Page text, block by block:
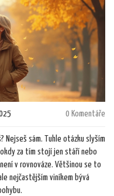
0 Komentáře
Nejseš sám. Tuhle otázku slyším
za tím stojí jen stáří nebo
v rovnováze. Většinou se to
nejčastějším viníkem bývá